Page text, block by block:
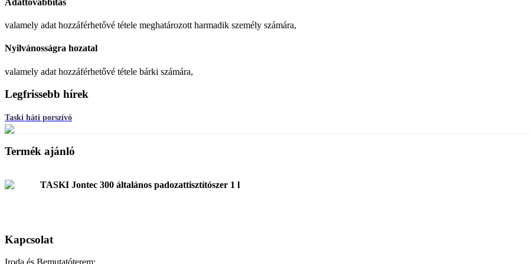
Adattovábbítás
valamely adat hozzáférhetővé tétele meghatározott harmadik személy számára,
Nyilvánosságra hozatal
valamely adat hozzáférhetővé tétele bárki számára,
Legfrissebb hírek
Taski háti porszívó
Termék ajánló
TASKI Jontec 300 általános padozattisztítószer 1 l
Kapcsolat